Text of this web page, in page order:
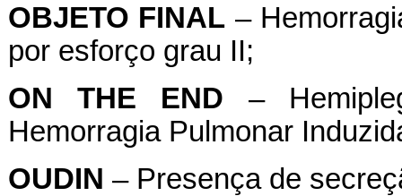
OBJETO FINAL –
por esforço grau II;
ON
THE END –
Hemorragia Pulmonar
OUDIN – Presença de